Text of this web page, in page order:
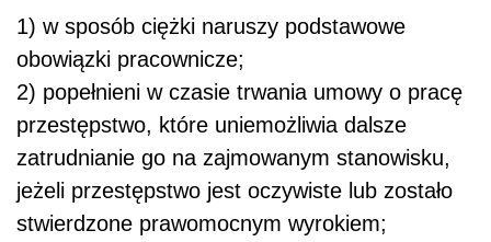
1) w sposób ciężki naruszy podstawowe
obowiązki pracownicze;
2) popełnieni w czasie trwania umowy o pracę
przestępstwo, które uniemożliwia dalsze
zatrudnianie go na zajmowanym stanowisku,
jeżeli przestępstwo jest oczywiste lub zostało
stwierdzone prawomocnym wyrokiem;